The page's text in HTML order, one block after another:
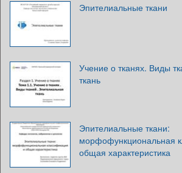
Эпителиальные ткани
Учение о тканях. Виды
ткань
Эпителиальные ткани:
морфофункциональная
общая характеристика